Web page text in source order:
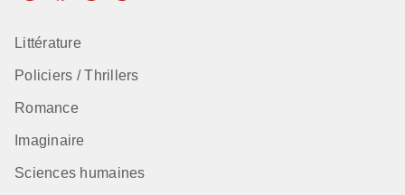
Littérature
Policiers / Thrillers
Romance
Imaginaire
Sciences humaines